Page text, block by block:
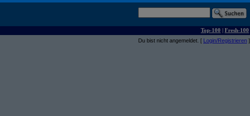
Top-100 | Fresh-100
Du bist nicht angemeldet. [ Login/Registrieren ]